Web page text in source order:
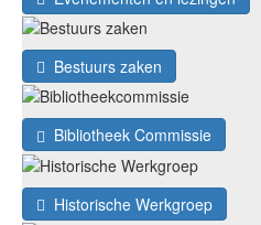
Bestuurs zaken
Bibliotheek Commissie
Historische Werkgroep